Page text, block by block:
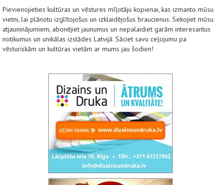
Pievienojieties kultūras un vēstures mīļotāju kopienai, kas izmanto mūsu
vietni, lai plānotu izglītojošus un izklaidējošus braucienus. Sekojiet mūsu
atjauninājumiem, abonējiet jaunumus un nepalaidiet garām interesantus
notikumus un unikālas izstādes Latvijā. Sāciet savu ceļojumu pa
vēsturiskām un kultūras vietām ar mums jau šodien!